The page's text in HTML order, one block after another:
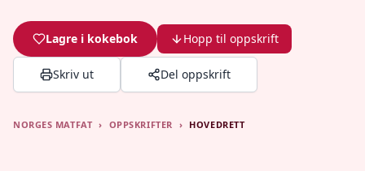
Lagre i kokebok Hopp til oppskrift
Skriv ut Del oppskrift
NORGES MATFAT › OPPSKRIFTER › HOVEDRETT